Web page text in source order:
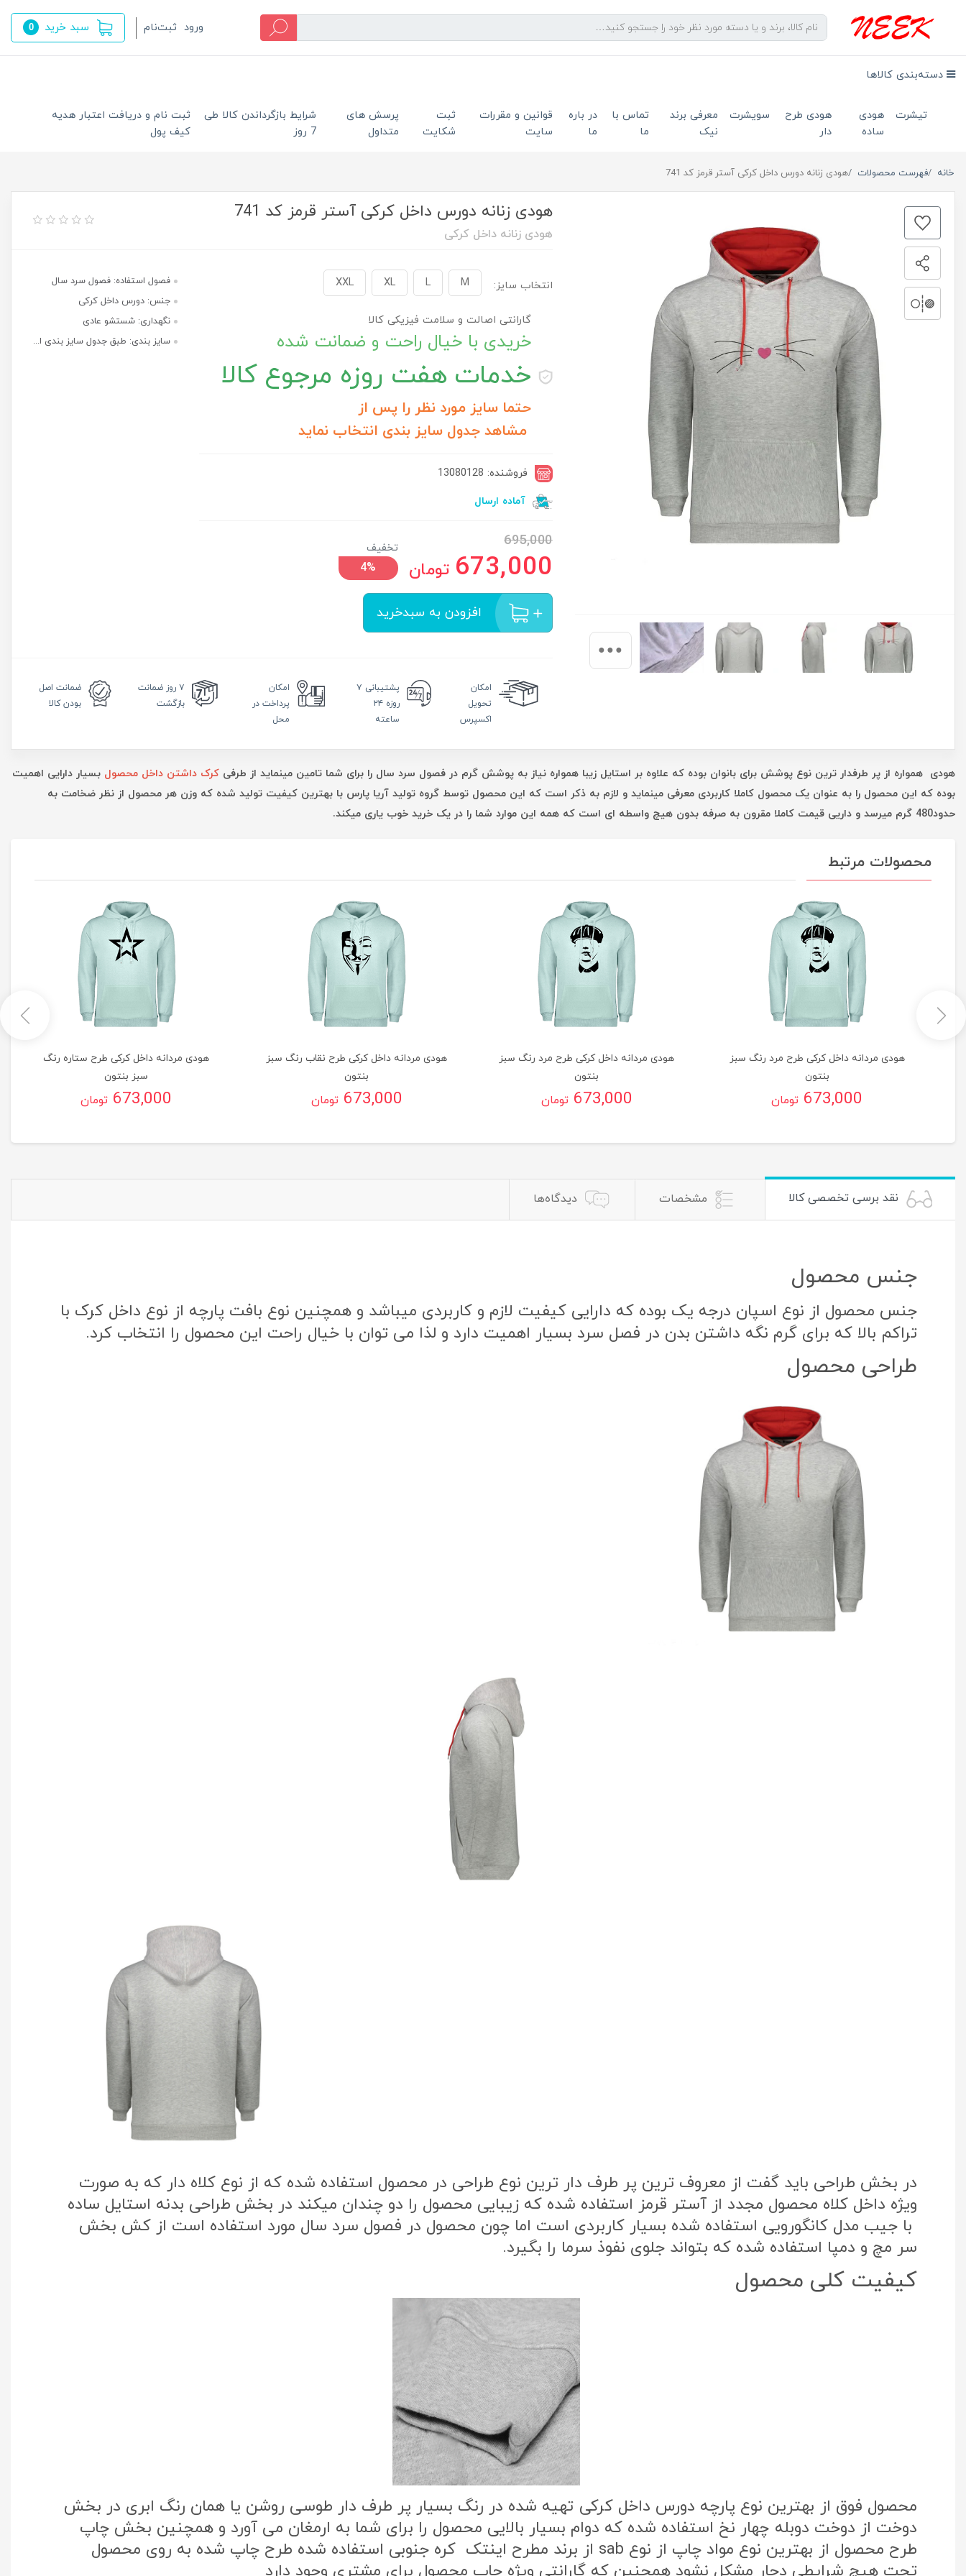
ورود ثبت‌نام سبد خرید 0
دسته‌بندی کالاها
تیشرت
هودی
ساده
هودی طرح
دار
سویشرت
معرفی برند
نیک
تماس با
ما
در باره
ما
قوانین و مقررات
سایت
ثبت
شکایت
پرسش های
متداول
شرایط بازگرداندن کالا طی
7 روز
ثبت نام و دریافت اعتبار هدیه
کیف پول
خانه فهرست محصولات هودی زنانه دورس داخل کرکی آستر قرمز کد 741
هودی زنانه دورس داخل کرکی آستر قرمز کد 741
هودی زنانه داخل کرکی
انتخاب سایز: M
L
XL
XXL
گارانتی اصالت و سلامت فیزیکی کالا
خریدی با خیال راحت و ضمانت شده
خدمات هفت روزه مرجوع کالا
حتما سایز مورد نظر را پس از
مشاهد جدول سایز بندی انتخاب نماید
فروشنده: 13080128
آماده ارسال
695,000
673,000 تومان
تخفیف
4%
افزودن به سبدخرید
فصول استفاده: فصول سرد سال
جنس: دورس داخل کرکی
نگهداری: شستشو عادی
سایز بندی: طبق جدول سایز بندی ا...
امکان
تحویل
اکسپرس
پشتیبانی ۷
روزه ۲۴
ساعته
امکان
پرداخت در
محل
۷ روز
ضمانت
بازگشت
ضمانت اصل
بودن کالا
هودی همواره از پر طرفدار ترین نوع پوشش برای بانوان بوده که علاوه بر استایل زیبا همواره نیاز به پوشش گرم در فصول سرد سال را برای شما تامین مینماید از طرفی کرک داشتن داخل محصول بسیار دارایی اهمیت
بوده که این محصول را به عنوان یک محصول کاملا کاربردی معرفی مینماید و لازم به ذکر است که این محصول توسط گروه تولید آریا پارس با بهترین کیفیت تولید شده که وزن هر محصول از نظر ضخامت به
حدود480 گرم میرسد و داریی قیمت کاملا مقرون به صرفه بدون هیچ واسطه ای است که همه این موارد شما را در یک خرید خوب یاری میکند.
محصولات مرتبط
هودی مردانه داخل کرکی طرح مرد رنگ سبز
بنتون
673,000 تومان
هودی مردانه داخل کرکی طرح مرد رنگ سبز
بنتون
673,000 تومان
هودی مردانه داخل کرکی طرح نقاب رنگ سبز
بنتون
673,000 تومان
هودی مردانه داخل کرکی طرح ستاره رنگ
سبز بنتون
673,000 تومان
نقد برسی تخصصی کالا مشخصات دیدگاه‌ها
جنس محصول
جنس محصول از نوع اسپان درجه یک بوده که دارایی کیفیت لازم و کاربردی میباشد و همچنین نوع بافت پارچه از نوع داخل کرک با
تراکم بالا که برای گرم نگه داشتن بدن در فصل سرد بسیار اهمیت دارد و لذا می توان با خیال راحت این محصول را انتخاب کرد.
طراحی محصول
در بخش طراحی باید گفت از معروف ترین پر طرف دار ترین نوع طراحی در محصول استفاده شده که از نوع کلاه دار که به صورت
ویژه داخل کلاه محصول مجدد از آستر قرمز استفاده شده که زیبایی محصول را دو چندان میکند در بخش طراحی بدنه استایل ساده
با جیب مدل کانگورویی استفاده شده بسیار کاربردی است اما چون محصول در فصول سرد سال مورد استفاده است از کش بخش
سر مچ و دمپا استفاده شده که بتواند جلوی نفوذ سرما را بگیرد.
کیفیت کلی محصول
محصول فوق از بهترین نوع پارچه دورس داخل کرکی تهیه شده در رنگ بسیار پر طرف دار طوسی روشن یا همان رنگ ابری در بخش
دوخت از دوخت دوبله چهار نخ استفاده شده که دوام بسیار بالایی محصول را برای شما به ارمغان می آورد و همچنین بخش چاپ
طرح محصول از بهترین نوع مواد چاپ از نوع sab از برند مطرح اینتک کره جنوبی استفاده شده طرح چاپ شده به روی محصول
تحت هیچ شرایطی دچار مشکل نشود همچنین که گارانتی ویژه چاپ محصول برای مشتری وجود دارد